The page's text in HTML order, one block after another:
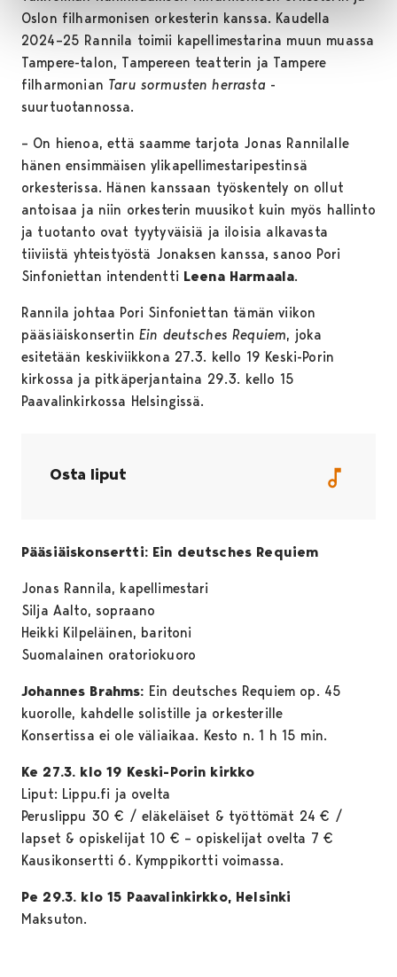
Oslon filharmonisen orkesterin kanssa. Kaudella
2024–25 Rannila toimii kapellimestarina muun muassa
Tampere-talon, Tampereen teatterin ja Tampere
filharmonian Taru sormusten herrasta -
suurtuotannossa.
– On hienoa, että saamme tarjota Jonas Rannilalle
hänen ensimmäisen ylikapellimestaripestinsä
orkesterissa. Hänen kanssaan työskentely on ollut
antoisaa ja niin orkesterin muusikot kuin myös hallinto
ja tuotanto ovat tyytyväisiä ja iloisia alkavasta
tiiviistä yhteistyöstä Jonaksen kanssa, sanoo Pori
Sinfoniettan intendentti Leena Harmaala.
Rannila johtaa Pori Sinfoniettan tämän viikon
pääsiäiskonsertin Ein deutsches Requiem, joka
esitetään keskiviikkona 27.3. kello 19 Keski-Porin
kirkossa ja pitkäperjantaina 29.3. kello 15
Paavalinkirkossa Helsingissä.
Osta liput
Pääsiäiskonsertti: Ein deutsches Requiem
Jonas Rannila, kapellimestari
Silja Aalto, sopraano
Heikki Kilpeläinen, baritoni
Suomalainen oratoriokuoro
Johannes Brahms: Ein deutsches Requiem op. 45
kuorolle, kahdelle solistille ja orkesterille
Konsertissa ei ole väliaikaa. Kesto n. 1 h 15 min.
Ke 27.3. klo 19 Keski-Porin kirkko
Liput: Lippu.fi ja ovelta
Peruslippu 30 € / eläkeläiset & työttömät 24 € /
lapset & opiskelijat 10 € – opiskelijat ovelta 7 €
Kausikonsertti 6. Kymppikortti voimassa.
Pe 29.3. klo 15 Paavalinkirkko, Helsinki
Maksuton.